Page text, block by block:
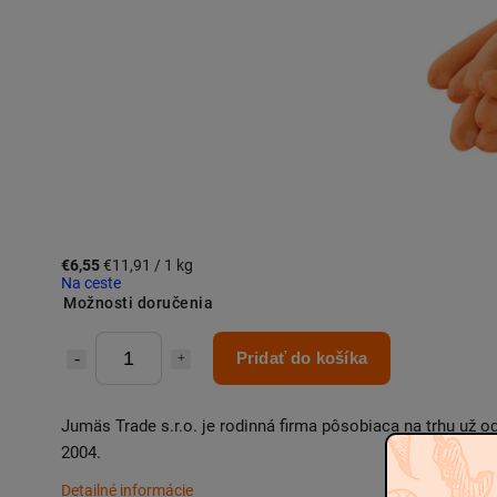
€6,55€11,91 / 1 kg
Na ceste
Možnosti doručenia
Pridať do košíka
Jumäs Trade s.r.o. je rodinná firma pôsobiaca na trhu už
2004.
Detailné informácie